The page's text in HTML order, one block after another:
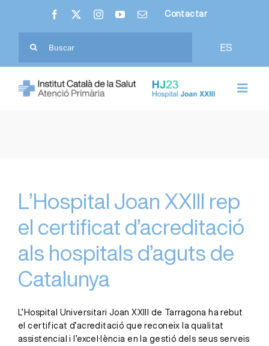
content
Contactar
ES
Atenció Primària
Ciutadania
Professionals
L’Hospital Joan XXIII rep
el certificat d’acreditació
als hospitals d’aguts de
Catalunya
L’Hospital Universitari Joan XXIII de Tarragona ha rebut
el certificat d’acreditació que reconeix la qualitat
assistencial i l’excel·lència en la gestió dels seus serveis